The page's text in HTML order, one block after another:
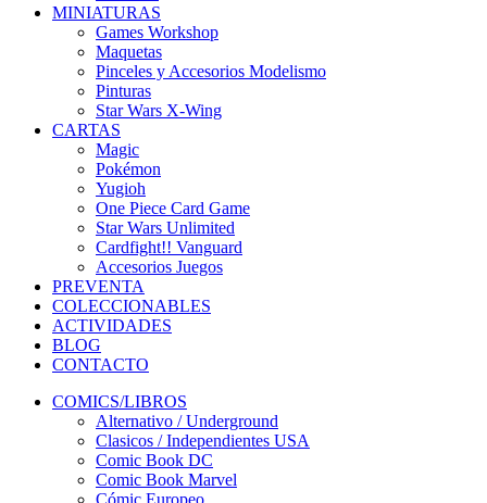
MINIATURAS
Games Workshop
Maquetas
Pinceles y Accesorios Modelismo
Pinturas
Star Wars X-Wing
CARTAS
Magic
Pokémon
Yugioh
One Piece Card Game
Star Wars Unlimited
Cardfight!! Vanguard
Accesorios Juegos
PREVENTA
COLECCIONABLES
ACTIVIDADES
BLOG
CONTACTO
COMICS/LIBROS
Alternativo / Underground
Clasicos / Independientes USA
Comic Book DC
Comic Book Marvel
Cómic Europeo